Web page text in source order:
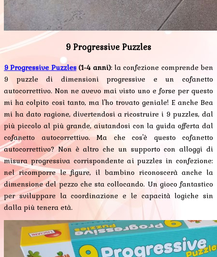
9 Progressive Puzzles
9 Progressive Puzzles(1-4 anni): la confezione comprende ben
9 puzzle di dimensioni progressive e un cofanetto
autocorrettivo. Non ne avevo mai visto uno e forse per questo
mi ha colpito così tanto, ma l'ho trovato geniale! E anche Bea
mi ha dato ragione, divertendosi a ricostruire i 9 puzzles, dal
più piccolo al più grande, aiutandosi con la guida offerta dal
cofanetto autocorrettivo. Ma che cos'è questo cofanetto
autocorrettivo? Non è altro che un supporto con alloggi di
misura progressiva corrispondente ai puzzles in confezione:
nel ricomporre le figure, il bambino riconoscerà anche la
dimensione del pezzo che sta collocando. Un gioco fantastico
per sviluppare la coordinazione e le capacità logiche sin
dalla più tenera età.